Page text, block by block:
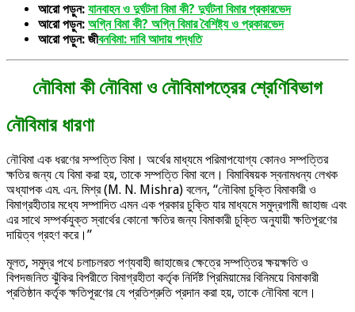
আরো পড়ুন: যানবাহন ও দুর্ঘটনা বিমা কী? দুর্ঘটনা বিমার প্রকারভেদ
আরো পড়ুন: অগ্নি বিমা কী? অগ্নি বিমার বৈশিষ্ট্য ও প্রকারভেদ
আরো পড়ুন: জীবনবিমা: দাবি আদায় পদ্ধতি
নৌবিমা কী নৌবিমা ও নৌবিমাপত্রের শ্রেণিবিভাগ
নৌবিমার ধারণা
নৌবিমা এক ধরণের সম্পত্তি বিমা। অর্থের মাধ্যমে পরিমাপযোগ্য কোনও সম্পত্তির
ক্ষতির জন্য যে বিমা করা হয়, তাকে সম্পত্তি বিমা বলে। বিমাবিষয়ক স্বনামধন্য লেখক
অধ্যাপক এম. এন. মিশ্র (M. N. Mishra) বলেন, “নৌবিমা চুক্তি বিমাকারী ও
বিমাগ্রহীতার মধ্যে সম্পাদিত এমন এক প্রকার চুক্তি যার মাধ্যমে সমুদ্রগামী জাহাজ এবং
এর সাথে সম্পর্কযুক্ত স্বার্থের কোনো ক্ষতির জন্য বিমাকারী চুক্তি অনুযায়ী ক্ষতিপূরণের
দায়িত্ব গ্রহণ করে।”
মূলত, সমুদ্র পথে চলাচলরত পণ্যবাহী জাহাজের ক্ষেত্রে সম্পত্তির ক্ষয়ক্ষতি ও
বিপদজনিত ঝুঁকির বিপরীতে বিমাগ্রহীতা কর্তৃক নির্দিষ্ট প্রিমিয়ামের বিনিময়ে বিমাকারী
প্রতিষ্ঠান কর্তৃক ক্ষতিপূরণের যে প্রতিশ্রুতি প্রদান করা হয়, তাকে নৌবিমা বলে।